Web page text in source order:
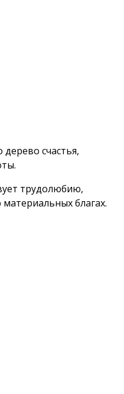
счастья,
трудолюбию,
благах.